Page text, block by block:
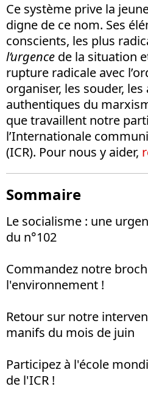
Ce système prive la
digne de ce nom. Ses
conscients, les plus
l’urgence de la situation
rupture radicale avec
organiser, les souder,
authentiques du
que travaillent notre
l’Internationale
(ICR). Pour nous y aider,
Sommaire
Le socialisme : une
du n°102
Commandez notre
l'environnement !
Retour sur notre
manifs du mois de juin
Participez à l'école
de l'ICR !